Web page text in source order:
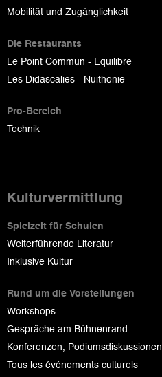
Mobilität und Zugänglichkeit
Die Restaurants
Le Point Commun - Equilibre
Les Didascalies - Nuithonie
Pro-Bereich
Technik
Kulturvermittlung
Spielzeit für Schulen
Weiterführende Literatur
Inklusive Kultur
Rund um die Vorstellungen
Workshops
Gespräche am Bühnenrand
Konferenzen, Podiumsdiskussionen
Tous les événements culturels